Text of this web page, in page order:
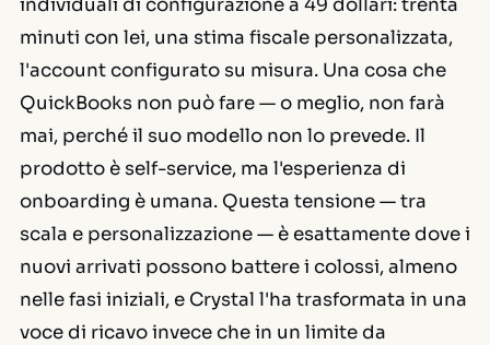
individuali di configurazione a 49 dollari: trenta
minuti con lei, una stima fiscale personalizzata,
l'account configurato su misura. Una cosa che
QuickBooks non può fare — o meglio, non farà
mai, perché il suo modello non lo prevede. Il
prodotto è self-service, ma l'esperienza di
onboarding è umana. Questa tensione — tra
scala e personalizzazione — è esattamente dove i
nuovi arrivati possono battere i colossi, almeno
nelle fasi iniziali, e Crystal l'ha trasformata in una
voce di ricavo invece che in un limite da